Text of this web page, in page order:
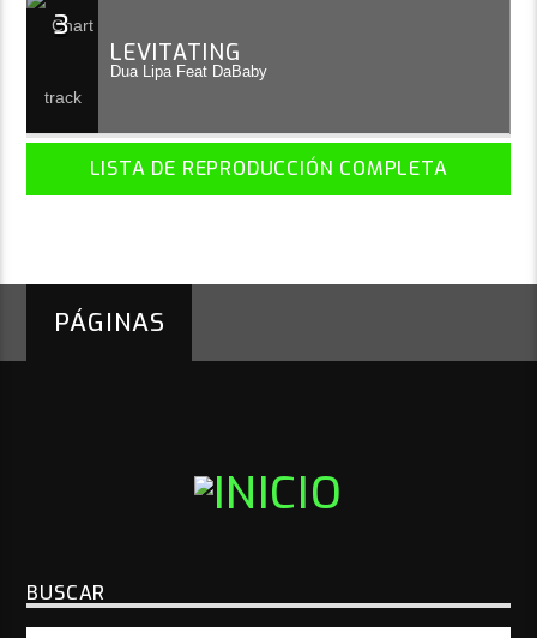
3
LEVITATING
Dua Lipa Feat DaBaby
LISTA DE REPRODUCCIÓN COMPLETA
PÁGINAS
BUSCAR